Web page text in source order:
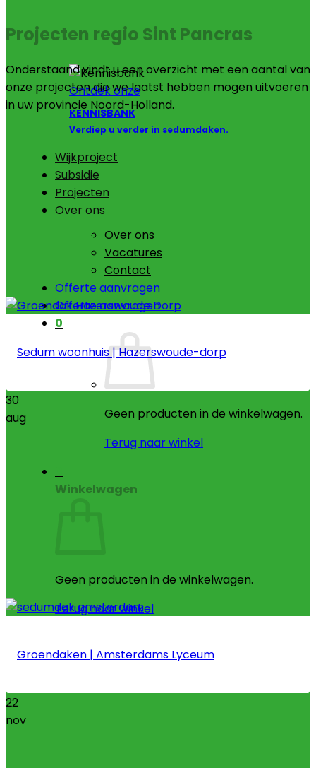
Ontdek onze
KENNISBANK
Verdiep u verder in sedumdaken.
Wijkproject
Subsidie
Projecten
Over ons
Over ons
Vacatures
Contact
Offerte aanvragen
Offerte aanvragen
0
Geen producten in de winkelwagen.
Terug naar winkel
Winkelwagen
Geen producten in de winkelwagen.
Terug naar winkel
Projecten regio Sint Pancras
Onderstaand vindt u een overzicht met een aantal van
onze projecten die we laatst hebben mogen uitvoeren
in uw provincie Noord-Holland.
Sedum woonhuis | Hazerswoude-dorp
30
aug
Groendaken | Amsterdams Lyceum
22
nov